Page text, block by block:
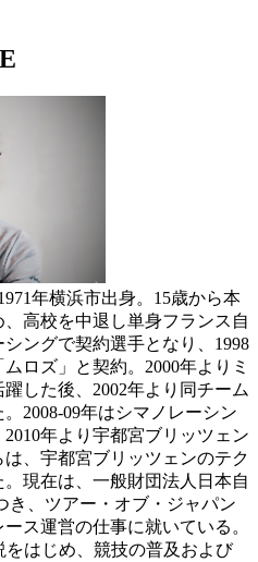
年横浜市出身。15歳から本
高校を中退し単身フランス自
ングで契約選手となり、1998
ロズ」と契約。2000年よりミ
した後、2002年より同チーム
2008-09年はシマノレーシン
年より宇都宮ブリッツェン
、宇都宮ブリッツェンのテク
現在は、一般財団法人日本自
き、ツアー・オブ・ジャパン
ス運営の仕事に就いている。
をはじめ、競技の普及および